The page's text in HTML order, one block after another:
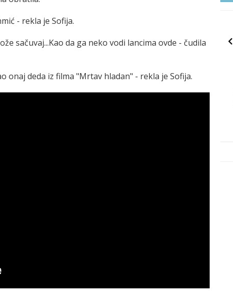
- rekla je Sofija.
sačuvaj...Kao da ga neko vodi lancima ovde - čudila
onaj deda iz filma "Mrtav hladan" - rekla je Sofija.